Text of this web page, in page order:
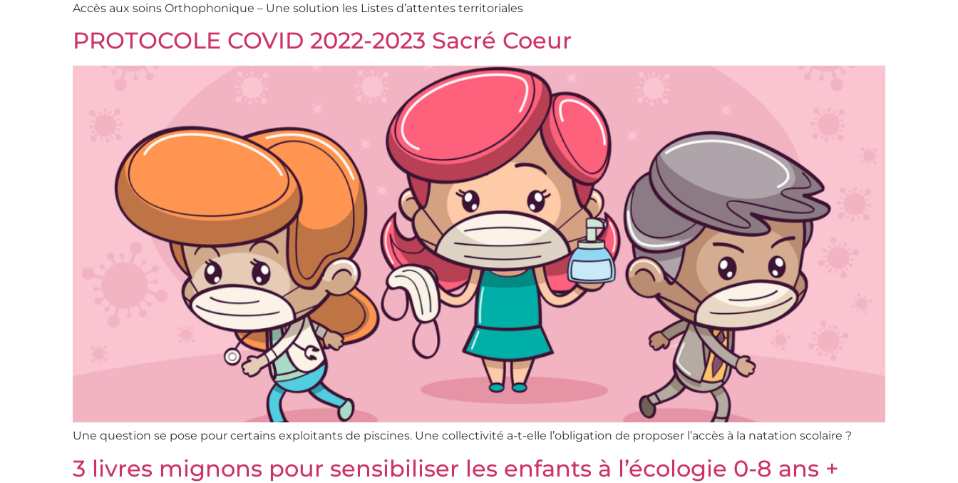
Accès aux soins Orthophonique – Une solution les Listes d’attentes territoriales
PROTOCOLE COVID 2022-2023 Sacré Coeur
Une question se pose pour certains exploitants de piscines. Une collectivité a-t-elle l’obligation de proposer l’accès à la natation scolaire ?
3 livres mignons pour sensibiliser les enfants à l’écologie 0-8 ans +